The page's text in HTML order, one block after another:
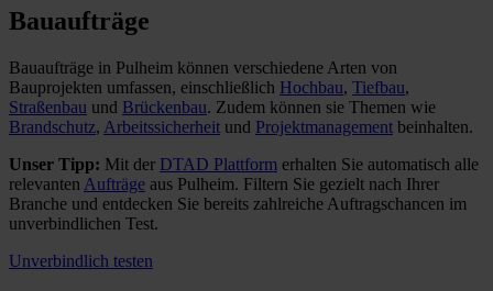
Bauaufträge
Bauaufträge in Pulheim können verschiedene Arten von
Bauprojekten umfassen, einschließlich Hochbau, Tiefbau,
Straßenbau und Brückenbau. Zudem können sie Themen wie
Brandschutz, Arbeitssicherheit und Projektmanagement beinhalten.
Unser Tipp: Mit der DTAD Plattform erhalten Sie automatisch alle
relevanten Aufträge aus Pulheim. Filtern Sie gezielt nach Ihrer
Branche und entdecken Sie bereits zahlreiche Auftragschancen im
unverbindlichen Test.
Unverbindlich testen